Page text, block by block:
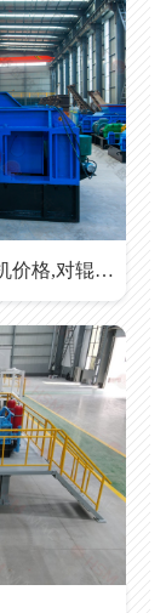
大型对辊制砂机,对辊制砂机价格,对辊制砂机生产现场